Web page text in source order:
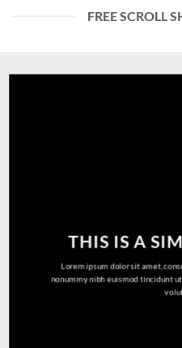
FREE SCROLL
THIS IS A
Lorem ipsum dolor sit amet,
nonummy nibh euismod tincidunt